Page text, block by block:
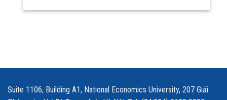
Suite 1106, Building A1, National Economics University, 207 Giải